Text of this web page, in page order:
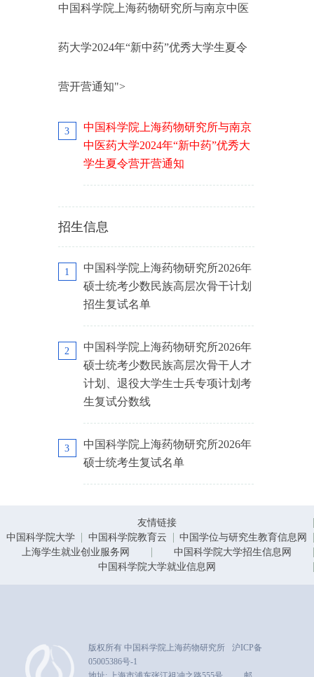
中国科学院上海药物研究所与南京中医
药大学2024年“新中药”优秀大学生夏令
营开营通知">
3
中国科学院上海药物研究所与南京
中医药大学2024年“新中药”优秀大
学生夏令营开营通知
招生信息
1
中国科学院上海药物研究所2026年
硕士统考少数民族高层次骨干计划
招生复试名单
2
中国科学院上海药物研究所2026年
硕士统考少数民族高层次骨干人才
计划、退役大学生士兵专项计划考
生复试分数线
3
中国科学院上海药物研究所2026年
硕士统考生复试名单
友情链接
中国科学院大学
中国科学院教育云
中国学位与研究生教育信息网
上海学生就业创业服务网
中国科学院大学招生信息网
中国科学院大学就业信息网
版权所有 中国科学院上海药物研究所
沪ICP备
05005386号-1